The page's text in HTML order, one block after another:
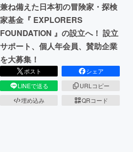
CAMPFIRE for Social Good
CAMPFIREふるさと納税machi-
兼ね備えた日本初の冒険家・探検
家基金『 EXPLORERS
FOUNDATION 』の設立へ！ 設立
サポート、個人年会員、賛助企業
を大募集！
ポスト
シェア
LINEで送る
URLコピー
埋め込み
QRコード